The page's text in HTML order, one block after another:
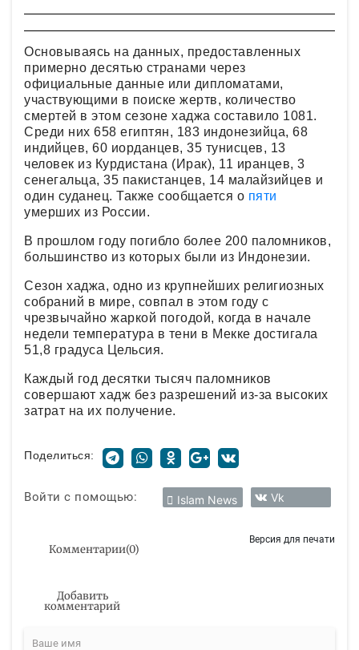
Основываясь на данных, предоставленных
примерно десятью странами через
официальные данные или дипломатами,
участвующими в поиске жертв, количество
смертей в этом сезоне хаджа составило 1081.
Среди них 658 египтян, 183 индонезийца, 68
индийцев, 60 иорданцев, 35 тунисцев, 13
человек из Курдистана (Ирак), 11 иранцев, 3
сенегальца, 35 пакистанцев, 14 малайзийцев и
один суданец. Также сообщается о пяти
умерших из России.
В прошлом году погибло более 200 паломников,
большинство из которых были из Индонезии.
Сезон хаджа, одно из крупнейших религиозных
собраний в мире, совпал в этом году с
чрезвычайно жаркой погодой, когда в начале
недели температура в тени в Мекке достигала
51,8 градуса Цельсия.
Каждый год десятки тысяч паломников
совершают хадж без разрешений из-за высоких
затрат на их получение.
Поделиться:
Войти с помощью: Islam News Vk
Комментарии(0)
Версия для печати
Добавить
комментарий